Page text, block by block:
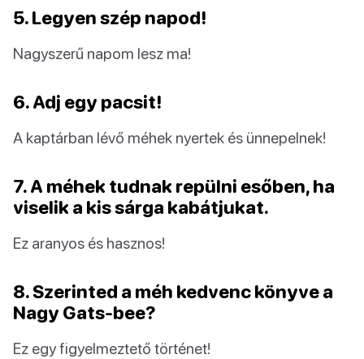
5. Legyen szép napod!
Nagyszerű napom lesz ma!
6. Adj egy pacsit!
A kaptárban lévő méhek nyertek és ünnepelnek!
7. A méhek tudnak repülni esőben, ha
viselik a kis sárga kabátjukat.
Ez aranyos és hasznos!
8. Szerinted a méh kedvenc könyve a
Nagy Gats-bee?
Ez egy figyelmeztető történet!